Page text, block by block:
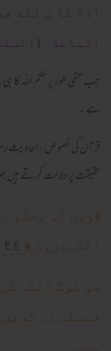
اذا كا ن لله
اتياعة . (السنة
جب حتمی طور پر حکم اللہ
ہے ۔
قرآن کی نصوص ، احادیث
حقیقت پر دلالت کرتے ہیں
﴿ وَمَن لَم يَحكُم
الكـفِرونَ ﴿ ٤٤
جو لوگ اللہ
فیصلے نہ